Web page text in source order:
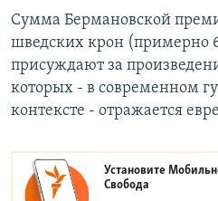
Сумма Бермановской
шведских крон (примерно
присуждают за
которых - в современном
контексте - отражается
Установите
Свобода